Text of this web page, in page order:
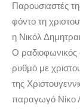
Παρουσιαστές
φόντο τη
η Νικόλ
Ο ραδιοφωνικός
ρυθμό με
της
παραγωγό Νίκο